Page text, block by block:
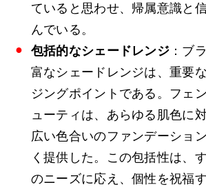
ていると思わせ、帰属意識と
んでいる。
包括的なシェードレンジ ：ブ
富なシェードレンジは、重要
ジングポイントである。フェ
ューティは、あらゆる肌色に
広い色合いのファンデーショ
く提供した。この包括性は、
のニーズに応え、個性を祝福